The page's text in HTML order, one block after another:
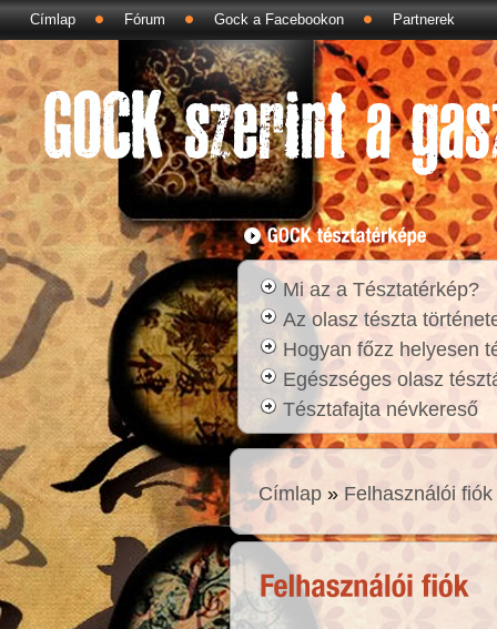
Címlap Fórum Gock a Facebookon Partnerek
Mi az a Tésztatérkép?
Az olasz tészta
Hogyan főzz helyesen
Egészséges olasz
Tésztafajta névkereső
Címlap » Felhasználói fiók